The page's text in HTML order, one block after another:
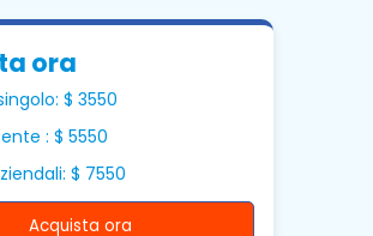
ora
$ 3550
: $ 5550
$ 7550
Acquista ora